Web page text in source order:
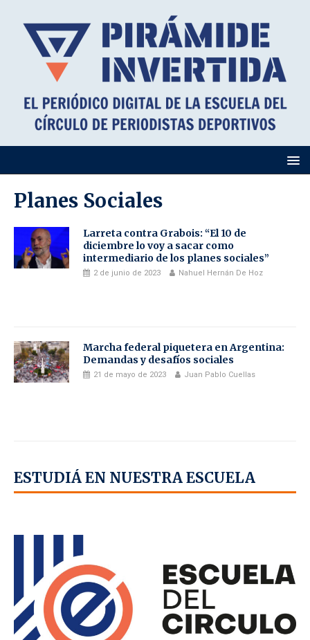
Planes Sociales
Larreta contra Grabois: “El 10 de
diciembre lo voy a sacar como
intermediario de los planes sociales”
2 de junio de 2023 Nahuel Hernán De Hoz
Marcha federal piquetera en Argentina:
Demandas y desafíos sociales
21 de mayo de 2023 Juan Pablo Cuellas
ESTUDIÁ EN NUESTRA ESCUELA